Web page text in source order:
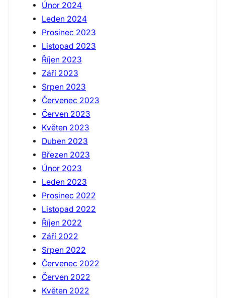
Únor 2024
Leden 2024
Prosinec 2023
Listopad 2023
Říjen 2023
Září 2023
Srpen 2023
Červenec 2023
Červen 2023
Květen 2023
Duben 2023
Březen 2023
Únor 2023
Leden 2023
Prosinec 2022
Listopad 2022
Říjen 2022
Září 2022
Srpen 2022
Červenec 2022
Červen 2022
Květen 2022